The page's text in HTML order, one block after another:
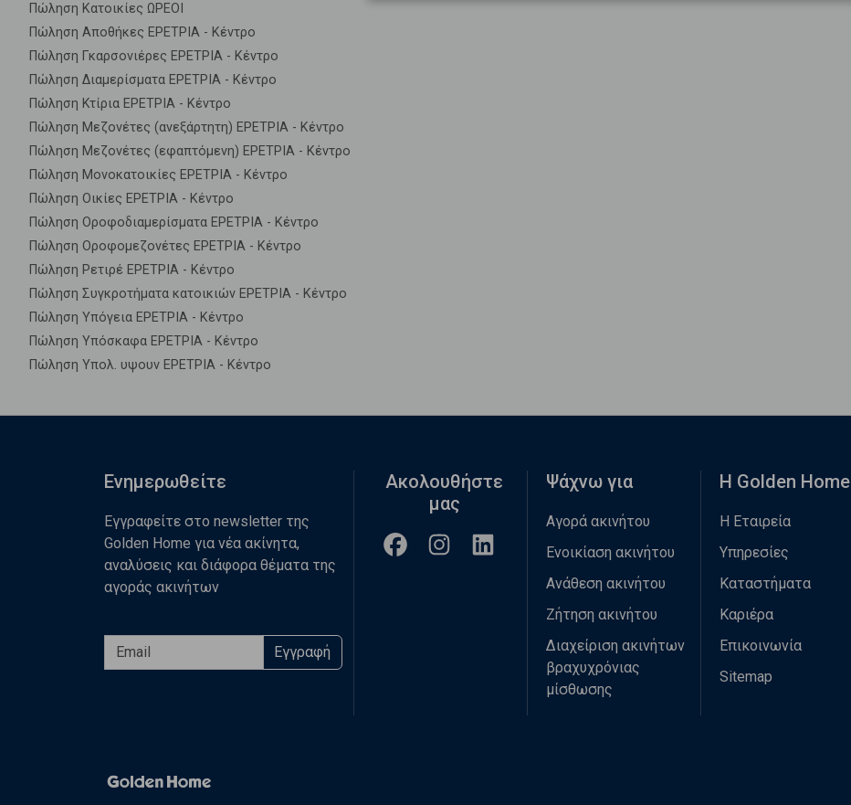
Πώληση Κατοικίες ΩΡΕΟΙ
Πώληση Αποθήκες ΕΡΕΤΡΙΑ - Κέντρο
Πώληση Γκαρσονιέρες ΕΡΕΤΡΙΑ - Κέντρο
Πώληση Διαμερίσματα ΕΡΕΤΡΙΑ - Κέντρο
Πώληση Κτίρια ΕΡΕΤΡΙΑ - Κέντρο
Πώληση Μεζονέτες (ανεξάρτητη) ΕΡΕΤΡΙΑ - Κέντρο
Πώληση Μεζονέτες (εφαπτόμενη) ΕΡΕΤΡΙΑ - Κέντρο
Πώληση Μονοκατοικίες ΕΡΕΤΡΙΑ - Κέντρο
Πώληση Οικίες ΕΡΕΤΡΙΑ - Κέντρο
Πώληση Οροφοδιαμερίσματα ΕΡΕΤΡΙΑ - Κέντρο
Πώληση Οροφομεζονέτες ΕΡΕΤΡΙΑ - Κέντρο
Πώληση Ρετιρέ ΕΡΕΤΡΙΑ - Κέντρο
Πώληση Συγκροτήματα κατοικιών ΕΡΕΤΡΙΑ - Κέντρο
Πώληση Υπόγεια ΕΡΕΤΡΙΑ - Κέντρο
Πώληση Υπόσκαφα ΕΡΕΤΡΙΑ - Κέντρο
Πώληση Υπολ. υψουν ΕΡΕΤΡΙΑ - Κέντρο
Ενημερωθείτε
Εγγραφείτε στο newsletter της
Golden Home για νέα ακίνητα,
αναλύσεις και διάφορα θέματα της
αγοράς ακινήτων
Εγγραφή
Ακολουθήστε
μας
Ψάχνω για
Αγορά ακινήτου
Ενοικίαση ακινήτου
Ανάθεση ακινήτου
Ζήτηση ακινήτου
Διαχείριση ακινήτων
βραχυχρόνιας
μίσθωσης
Η Golden Home
Η Εταιρεία
Υπηρεσίες
Καταστήματα
Καριέρα
Επικοινωνία
Sitemap